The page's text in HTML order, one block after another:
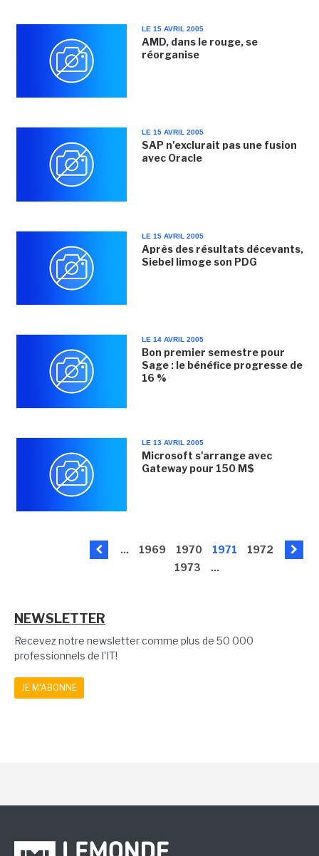
LE 15 AVRIL 2005
AMD, dans le rouge, se
réorganise
LE 15 AVRIL 2005
SAP n'exclurait pas une fusion
avec Oracle
LE 15 AVRIL 2005
Après des résultats décevants,
Siebel limoge son PDG
LE 14 AVRIL 2005
Bon premier semestre pour
Sage : le bénéfice progresse de
16 %
LE 13 AVRIL 2005
Microsoft s'arrange avec
Gateway pour 150 M$
... 1969 1970 1971
1972
1973
...
NEWSLETTER
Recevez notre newsletter comme plus de 50 000
professionnels de l'IT!
JE M'ABONNE